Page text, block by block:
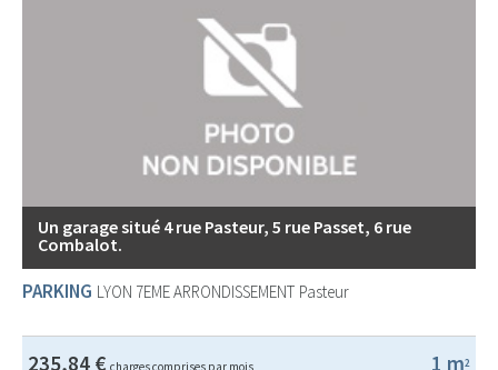
Un garage situé 4 rue Pasteur, 5 rue Passet, 6 rue
Combalot.
PARKING LYON 7EME ARRONDISSEMENT Pasteur
1 m2
235,84 € charges comprises par mois